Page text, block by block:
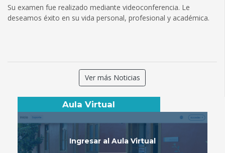
Su examen fue realizado mediante videoconferencia. Le
deseamos éxito en su vida personal, profesional y académica.
Ver más Noticias
Aula Virtual
Ingresar al Aula Virtual